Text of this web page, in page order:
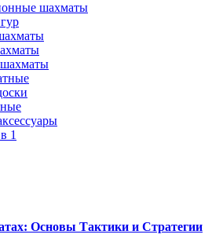
шахматы
1
Основы Тактики и Стратегии